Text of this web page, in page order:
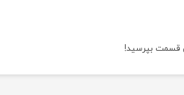
قسمت بپرسید!